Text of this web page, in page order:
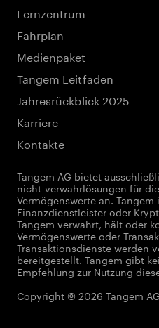
Lernzentrum
Fahrplan
Medienpaket
Tangem Leitfaden
Jahresrückblick 2025
Karriere
Kontakte
Tangem AG bietet
nicht-verwahrlösungen für
Vermögenswerte an.
Finanzdienstleister oder
Tangem verwahrt, hält oder
Vermögenswerte oder
Transaktionsdienste werden
bereitgestellt. Tangem gibt
Empfehlung zur Nutzung